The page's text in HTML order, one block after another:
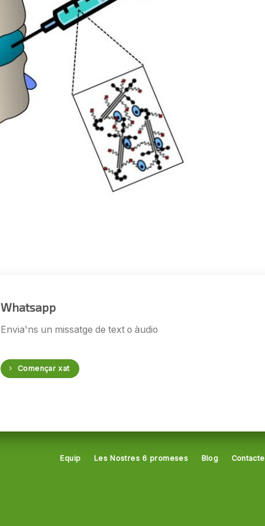
Whatsapp
Envia'ns un missatge de text o àudio
Començar xat
Equip Les Nostres 6 promeses Blog Contacte